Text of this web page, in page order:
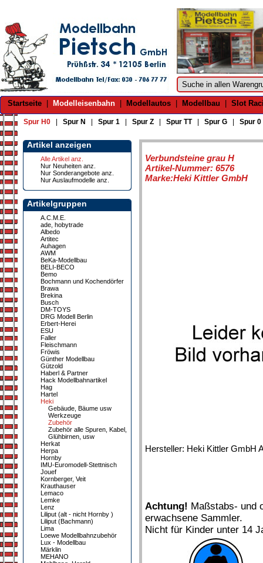
Startseite Modelleisenbahn Modellautos Modellbau Slot
Spur H0 Spur N Spur 1 Spur Z Spur TT| Spur G Spur 0
Artikel anzeigen
Alle Artikel anz.
Nur Neuheiten anz.
Nur Sonderangebote anz.
Nur Auslaufmodelle anz.
Artikelgruppen
A.C.M.E.
ade, hobytrade
Albedo
Artitec
Auhagen
AWM
BeKa-Modellbau
BELI-BECO
Bemo
Bochmann und Kochendörfer
Brawa
Brekina
Busch
DM-TOYS
DRG Modell Berlin
Erbert-Herei
ESU
Faller
Fleischmann
Fröwis
Günther Modellbau
Gützold
Haberl & Partner
Hack Modellbahnartikel
Hag
Hartel
Heki
Gebäude, Bäume usw
Werkzeuge
Zubehör
Zubehör alle Spuren, Kabel,
Glühbirnen, usw
Herkat
Herpa
Hornby
IMU-Euromodell-Stettnisch
Jouef
Kornberger, Veit
Krauthauser
Lemaco
Lemke
Lenz
Liliput (alt - nicht Hornby )
Liliput (Bachmann)
Lima
Loewe Modellbahnzubehör
Lux - Modellbau
Märklin
MEHANO
Verbundsteine grau H
Artikel-Nummer: 6576
Marke:Heki Kittler GmbH
Hersteller: Heki Kittler GmbH
Achtung! Maßstabs- und
erwachsene Sammler.
Nicht für Kinder unter 14